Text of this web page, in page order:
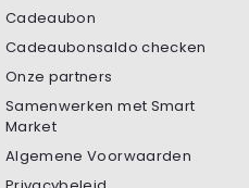
Cadeaubon
Cadeaubonsaldo checken
Onze partners
Samenwerken met Smart
Market
Algemene Voorwaarden